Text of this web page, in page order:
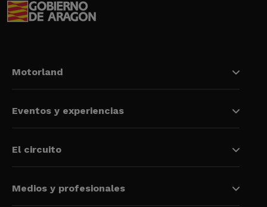
Motorland
Eventos y experiencias
El circuito
Medios y profesionales